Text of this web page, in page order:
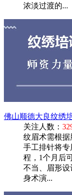
浓淡过渡的...
佛山顺德大良纹绣
关注人数：
纹眉术需根
手工排针将
程，1个月后
不当、眉形
身术演...